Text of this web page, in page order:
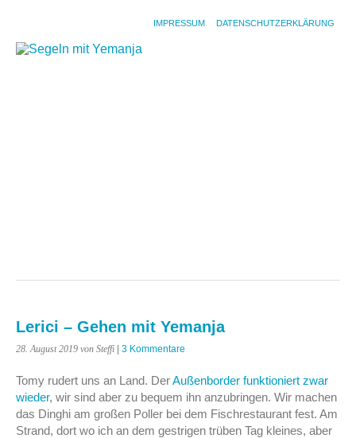
IMPRESSUM
DATENSCHUTZERKLÄRUNG
Lerici – Gehen mit Yemanja
28. August 2019 von Steffi 3 Kommentare
Tomy rudert uns an Land. DerAußenborder funktioniert zwar
wieder, wir sind aber zu bequem ihn anzubringen. Wir machen
das Dinghi am großen Poller bei dem Fischrestaurant fest. Am
Strand, dort wo ich an dem gestrigen trüben Tag kleines, aber